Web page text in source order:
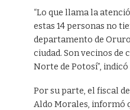
“Lo que llama la
estas 14 personas no
departamento de
ciudad. Son vecinos de
Norte de Potosí”,
Por su parte, el fiscal
Aldo Morales, informó